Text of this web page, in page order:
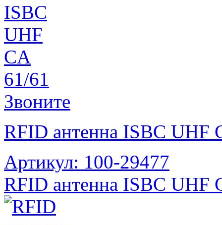
Звоните
RFID антенна ISBC UHF
Артикул: 100-29477
RFID антенна ISBC UHF